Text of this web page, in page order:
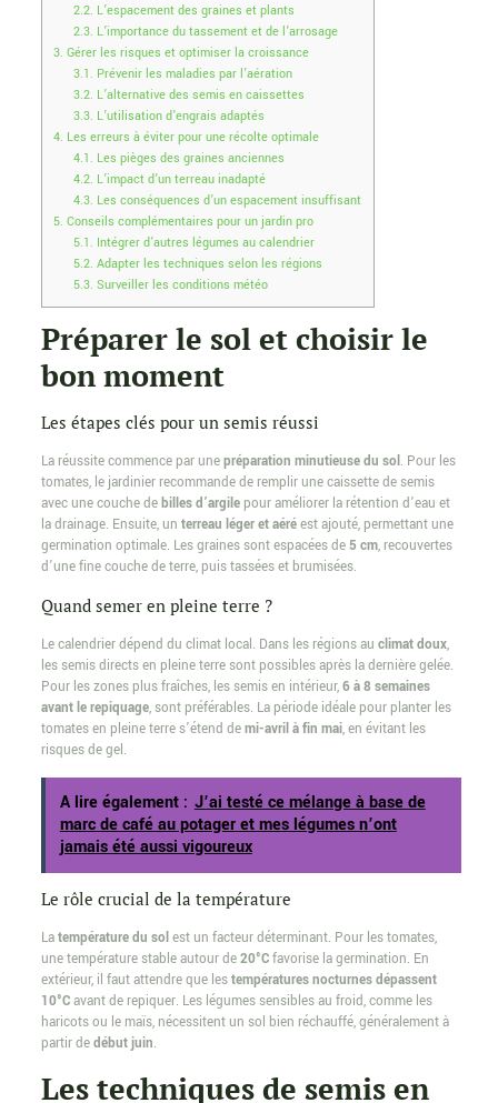
2.2. L’espacement des graines et plants
2.3. L’importance du tassement et de l’arrosage
3. Gérer les risques et optimiser la croissance
3.1. Prévenir les maladies par l’aération
3.2. L’alternative des semis en caissettes
3.3. L’utilisation d’engrais adaptés
4. Les erreurs à éviter pour une récolte optimale
4.1. Les pièges des graines anciennes
4.2. L’impact d’un terreau inadapté
4.3. Les conséquences d’un espacement insuffisant
5. Conseils complémentaires pour un jardin pro
5.1. Intégrer d’autres légumes au calendrier
5.2. Adapter les techniques selon les régions
5.3. Surveiller les conditions météo
Préparer le sol et choisir le
bon moment
Les étapes clés pour un semis réussi
La réussite commence par unepréparation minutieuse du sol. Pour les
tomates, le jardinier recommande de remplir une caissette de semis
avec une couche debilles d’argilepour améliorer la rétention d’eau et
la drainage. Ensuite, un terreau léger et aéréest ajouté, permettant une
germination optimale. Les graines sont espacées de 5 cm, recouvertes
d’une fine couche de terre, puis tassées et brumisées.
Quand semer en pleine terre ?
Le calendrier dépend du climat local. Dans les régions au climat doux,
les semis directs en pleine terre sont possibles après la dernière gelée.
Pour les zones plus fraîches, les semis en intérieur,6 à 8 semaines
avant le repiquage, sont préférables. La période idéale pour planter les
tomates en pleine terre s’étend demi-avril à fin mai, en évitant les
risques de gel.
A lire également : J’ai testé ce mélange à base de
marc de café au potager et mes légumes n’ont
jamais été aussi vigoureux
Le rôle crucial de la température
Latempérature du solest un facteur déterminant. Pour les tomates,
une température stable autour de20°Cfavorise la germination. En
extérieur, il faut attendre que lestempératures nocturnes dépassent
10°Cavant de repiquer. Les légumes sensibles au froid, comme les
haricots ou le maïs, nécessitent un sol bien réchauffé, généralement à
partir dedébut juin.
Les techniques de semis en